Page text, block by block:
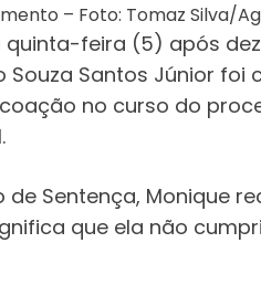
– Foto: Tomaz Silva/
feira (5) após
Santos Júnior
no curso do
Sentença, Monique
que ela não